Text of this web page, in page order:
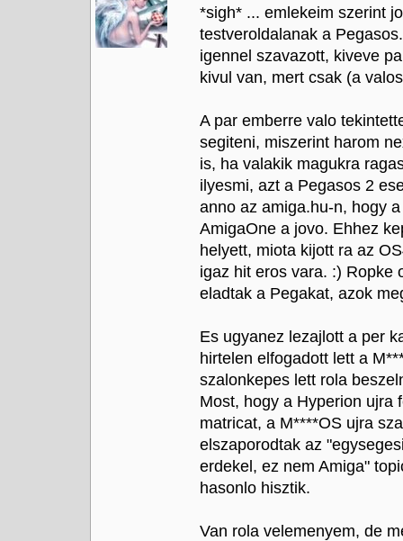
*sigh* ... emlekeim szerint
testveroldalanak a
igennel szavazott, kiveve
kivul van, mert csak (a
A par emberre valo
segiteni, miszerint harom
is, ha valakik magukra
ilyesmi, azt a Pegasos 2
anno az amiga.hu-n, hogy
AmigaOne a jovo. Ehhez
helyett, miota kijott ra az
igaz hit eros vara. :) Ropke
eladtak a Pegakat, azok
Es ugyanez lezajlott a per
hirtelen elfogadott lett a
szalonkepes lett rola
Most, hogy a Hyperion ujra
matricat, a M****OS ujra
elszaporodtak az
erdekel, ez nem Amiga"
hasonlo hisztik.
Van rola velemenyem, de